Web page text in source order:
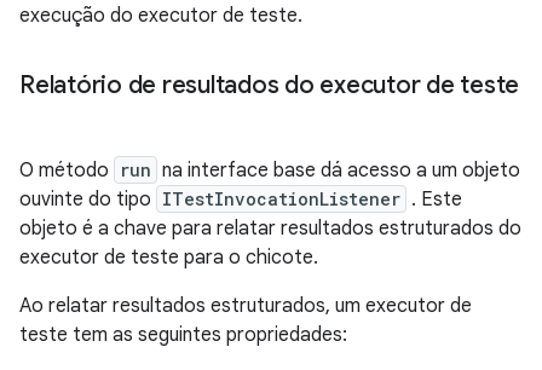
execução do executor de teste.
Relatório de resultados do executor de teste
O método run na interface base dá acesso a um objeto
ouvinte do tipo ITestInvocationListener . Este
objeto é a chave para relatar resultados estruturados do
executor de teste para o chicote.
Ao relatar resultados estruturados, um executor de
teste tem as seguintes propriedades: